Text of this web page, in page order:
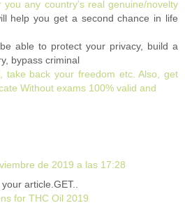
any country’s real genuine/novelty
help you get a second chance in life
able to protect your privacy, build a
bypass criminal
take back your freedom etc. Also, get
Without exams 100% valid and
de 2019 a las 17:28
article.GET..
for THC Oil 2019